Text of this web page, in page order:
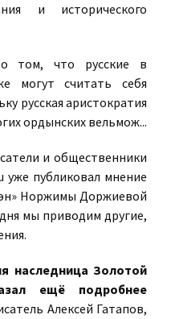
и исторического
том, что русские в
могут считать себя
русская аристократия
ордынских вельмож...
и общественники
уже публиковал мнение
Норжимы Доржиевой
мы приводим другие,
наследница Золотой
ещё подробнее
Алексей Гатапов,